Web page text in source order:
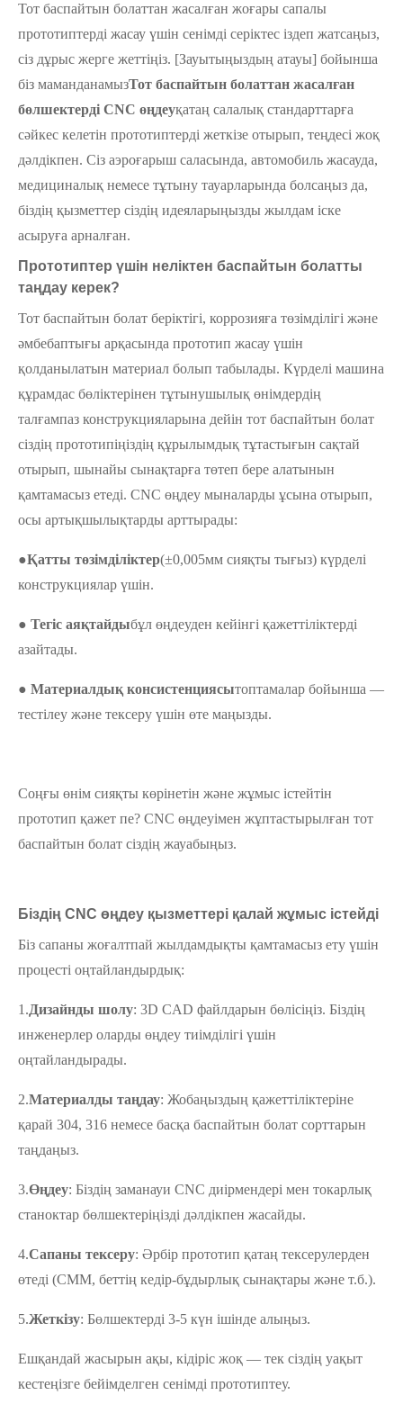
Тот баспайтын болаттан жасалған жоғары сапалы
прототиптерді жасау үшін сенімді серіктес іздеп жатсаңыз,
сіз дұрыс жерге жеттіңіз. [Зауытыңыздың атауы] бойынша
біз маманданамызТот баспайтын болаттан жасалған
бөлшектерді CNC өңдеуқатаң салалық стандарттарға
сәйкес келетін прототиптерді жеткізе отырып, теңдесі жоқ
дәлдікпен. Сіз аэроғарыш саласында, автомобиль жасауда,
медициналық немесе тұтыну тауарларында болсаңыз да,
біздің қызметтер сіздің идеяларыңызды жылдам іске
асыруға арналған.
Прототиптер үшін неліктен баспайтын болатты
таңдау керек?
Тот баспайтын болат беріктігі, коррозияға төзімділігі және
әмбебаптығы арқасында прототип жасау үшін
қолданылатын материал болып табылады. Күрделі машина
құрамдас бөліктерінен тұтынушылық өнімдердің
талғампаз конструкцияларына дейін тот баспайтын болат
сіздің прототипіңіздің құрылымдық тұтастығын сақтай
отырып, шынайы сынақтарға төтеп бере алатынын
қамтамасыз етеді. CNC өңдеу мыналарды ұсына отырып,
осы артықшылықтарды арттырады:
●Қатты төзімділіктер(±0,005мм сияқты тығыз) күрделі
конструкциялар үшін.
● Тегіс аяқтайдыбұл өңдеуден кейінгі қажеттіліктерді
азайтады.
● Материалдық консистенциясытоптамалар бойынша —
тестілеу және тексеру үшін өте маңызды.
Соңғы өнім сияқты көрінетін және жұмыс істейтін
прототип қажет пе? CNC өңдеуімен жұптастырылған тот
баспайтын болат сіздің жауабыңыз.
Біздің CNC өңдеу қызметтері қалай жұмыс істейді
Біз сапаны жоғалтпай жылдамдықты қамтамасыз ету үшін
процесті оңтайландырдық:
1.Дизайнды шолу: 3D CAD файлдарын бөлісіңіз. Біздің
инженерлер оларды өңдеу тиімділігі үшін
оңтайландырады.
2.Материалды таңдау: Жобаңыздың қажеттіліктеріне
қарай 304, 316 немесе басқа баспайтын болат сорттарын
таңдаңыз.
3.Өңдеу: Біздің заманауи CNC диірмендері мен токарлық
станоктар бөлшектеріңізді дәлдікпен жасайды.
4.Сапаны тексеру: Әрбір прототип қатаң тексерулерден
өтеді (CMM, беттің кедір-бұдырлық сынақтары және т.б.).
5.Жеткізу: Бөлшектерді 3-5 күн ішінде алыңыз.
Ешқандай жасырын ақы, кідіріс жоқ — тек сіздің уақыт
кестеңізге бейімделген сенімді прототиптеу.